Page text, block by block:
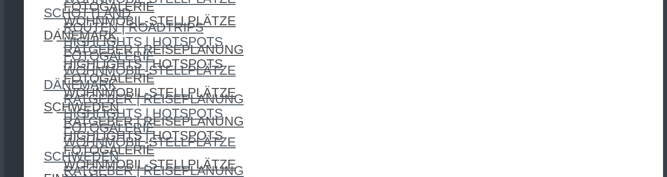
FOTOGALERIE
WOHNMOBIL-STELLPLÄTZE
DÄNEMARK
RATGEBER | REISEPLANUNG
HIGHLIGHTS | HOTSPOTS
FOTOGALERIE
WOHNMOBIL-STELLPLÄTZE
SCHWEDEN
RATGEBER | REISEPLANUNG
HIGHLIGHTS | HOTSPOTS
FOTOGALERIE
WOHNMOBIL-STELLPLÄTZE
SCHOTTLAND
ROUTEN | ROADTRIPS
HIGHLIGHTS | HOTSPOTS
FOTOGALERIE
WOHNMOBIL-STELLPLÄTZE
DÄNEMARK
RATGEBER | REISEPLANUNG
HIGHLIGHTS | HOTSPOTS
FOTOGALERIE
WOHNMOBIL-STELLPLÄTZE
SCHWEDEN
RATGEBER | REISEPLANUNG